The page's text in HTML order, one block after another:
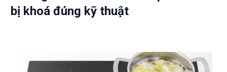
bị khoá đúng kỹ thuật